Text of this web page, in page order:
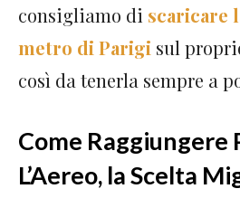
consigliamo di scaricare
metro di Parigi sul
così da tenerla sempre a
Come Raggiungere
L’Aereo, la Scelta